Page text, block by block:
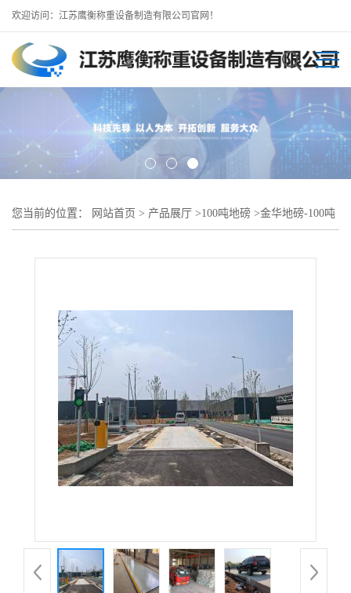
欢迎访问：江苏鹰衡称重设备制造有限公司官网！
您当前的位置： 网站首页 > 产品展厅 >100吨地磅 >金华地磅-100吨